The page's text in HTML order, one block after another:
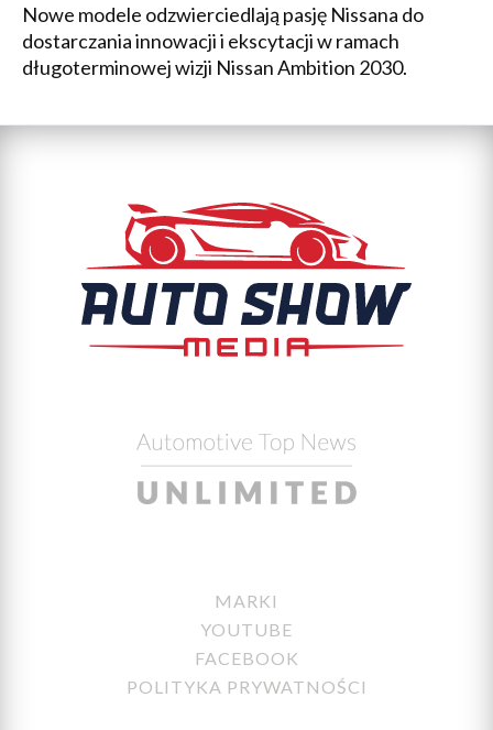
Nowe modele odzwierciedlają pasję Nissana do
dostarczania innowacji i ekscytacji w ramach
długoterminowej wizji Nissan Ambition 2030.
MARKI
YOUTUBE
FACEBOOK
POLITYKA PRYWATNOŚCI